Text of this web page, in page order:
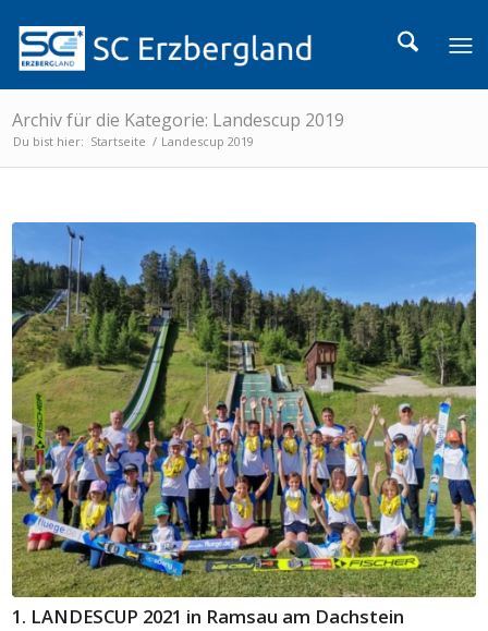
Archiv für die Kategorie: Landescup 2019
Du bist hier: Startseite / Landescup 2019
1. LANDESCUP 2021 in Ramsau am Dachstein